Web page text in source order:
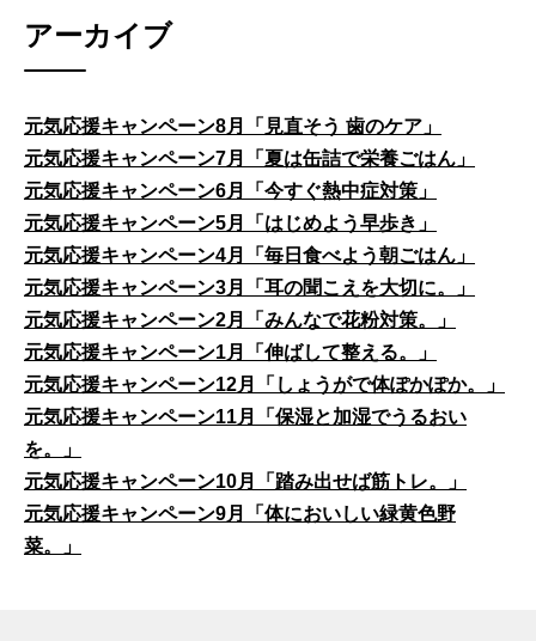
アーカイブ
元気応援キャンペーン8月「見直そう 歯のケア」
元気応援キャンペーン7月「夏は缶詰で栄養ごはん」
元気応援キャンペーン6月「今すぐ熱中症対策」
元気応援キャンペーン5月「はじめよう早歩き」
元気応援キャンペーン4月「毎日食べよう朝ごはん」
元気応援キャンペーン3月「耳の聞こえを大切に。」
元気応援キャンペーン2月「みんなで花粉対策。」
元気応援キャンペーン1月「伸ばして整える。」
元気応援キャンペーン12月「しょうがで体ぽかぽか。」
元気応援キャンペーン11月「保湿と加湿でうるおい
を。」
元気応援キャンペーン10月「踏み出せば筋トレ。」
元気応援キャンペーン9月「体においしい緑黄色野
菜。」